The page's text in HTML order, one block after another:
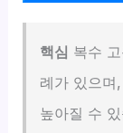
핵심 복수
례가 있으며
높아질 수